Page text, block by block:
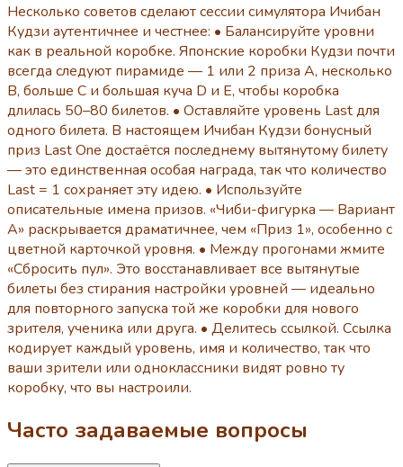
Несколько советов сделают сессии симулятора Ичибан
Кудзи аутентичнее и честнее: • Балансируйте уровни
как в реальной коробке. Японские коробки Кудзи почти
всегда следуют пирамиде — 1 или 2 приза A, несколько
B, больше C и большая куча D и E, чтобы коробка
длилась 50–80 билетов. • Оставляйте уровень Last для
одного билета. В настоящем Ичибан Кудзи бонусный
приз Last One достаётся последнему вытянутому билету
— это единственная особая награда, так что количество
Last = 1 сохраняет эту идею. • Используйте
описательные имена призов. «Чиби-фигурка — Вариант
A» раскрывается драматичнее, чем «Приз 1», особенно с
цветной карточкой уровня. • Между прогонами жмите
«Сбросить пул». Это восстанавливает все вытянутые
билеты без стирания настройки уровней — идеально
для повторного запуска той же коробки для нового
зрителя, ученика или друга. • Делитесь ссылкой. Ссылка
кодирует каждый уровень, имя и количество, так что
ваши зрители или одноклассники видят ровно ту
коробку, что вы настроили.
Часто задаваемые вопросы